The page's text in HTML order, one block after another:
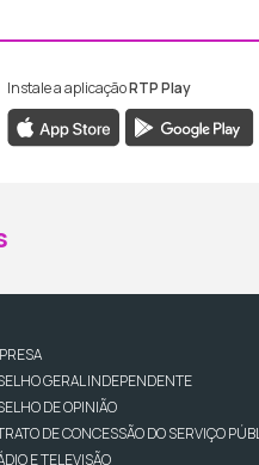
Madeira
RTP Madeira
Instale a aplicaçãoRTP Play
GERAL INDEPENDENTE
DE OPINIÃO
DE CONCESSÃO DO SERVIÇO
E TELEVISÃO